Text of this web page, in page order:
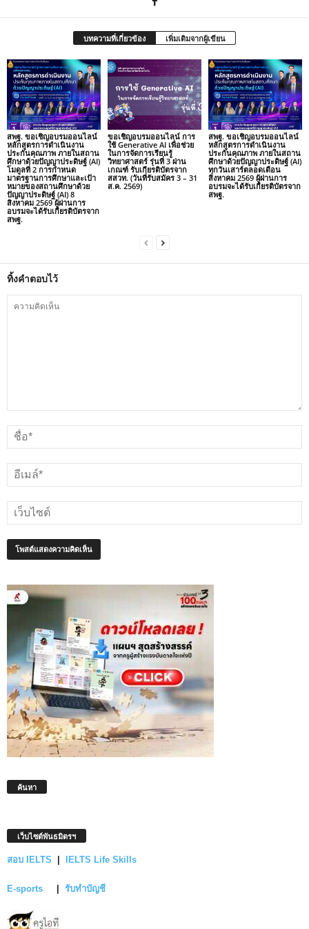
บทความที่เกี่ยวข้อง เพิ่มเติมจากผู้เขียน
สพฐ. ขอเชิญอบรมออนไลน์
หลักสูตรการดำเนินงาน
ประกันคุณภาพ ภายในสถาน
ศึกษาด้วยปัญญาประดิษฐ์ (AI)
โมดูลที่ 2 การกำหนด
มาตรฐานการศึกษาและเป้า
หมายของสถานศึกษาด้วย
ปัญญาประดิษฐ์ (AI) 8
สิงหาคม 2569 ผู้ผ่านการ
อบรมจะได้รับเกียรติบัตรจาก
สพฐ.
ขอเชิญอบรมออนไลน์ การ
ใช้ Generative AI เพื่อช่วย
ในการจัดการเรียนรู้
วิทยาศาสตร์ รุ่นที่ 3 ผ่าน
เกณฑ์ รับเกียรติบัตรจาก
สสวท. (วันที่รับสมัคร 3 – 31
ส.ค. 2569)
สพฐ. ขอเชิญอบรมออนไลน์
หลักสูตรการดำเนินงาน
ประกันคุณภาพ ภายในสถาน
ศึกษาด้วยปัญญาประดิษฐ์ (AI)
ทุกวันเสาร์ตลอดเดือน
สิงหาคม 2569 ผู้ผ่านการ
อบรมจะได้รับเกียรติบัตรจาก
สพฐ.
ทิ้งคำตอบไว้
ค้นหา
เว็บไซต์พันธมิตรฯ
สอบ IELTS IELTS Life Skills
E-sports รับทำบัญชี